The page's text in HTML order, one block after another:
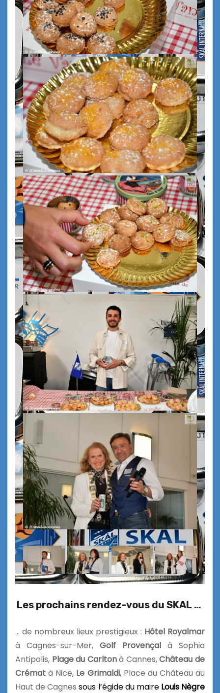
Les prochains rendez-vous du SKAL …
… de nombreux lieux prestigieux : Hôtel Royalmar
à Cagnes-sur-Mer, Golf Provençal à Sophia
Antipolis, Plage du Carltonà Cannes,Château de
Crémat à Nice, Le Grimaldi, Place du Château au
Haut de Cagnessous l’égide du maire Louis Nègre